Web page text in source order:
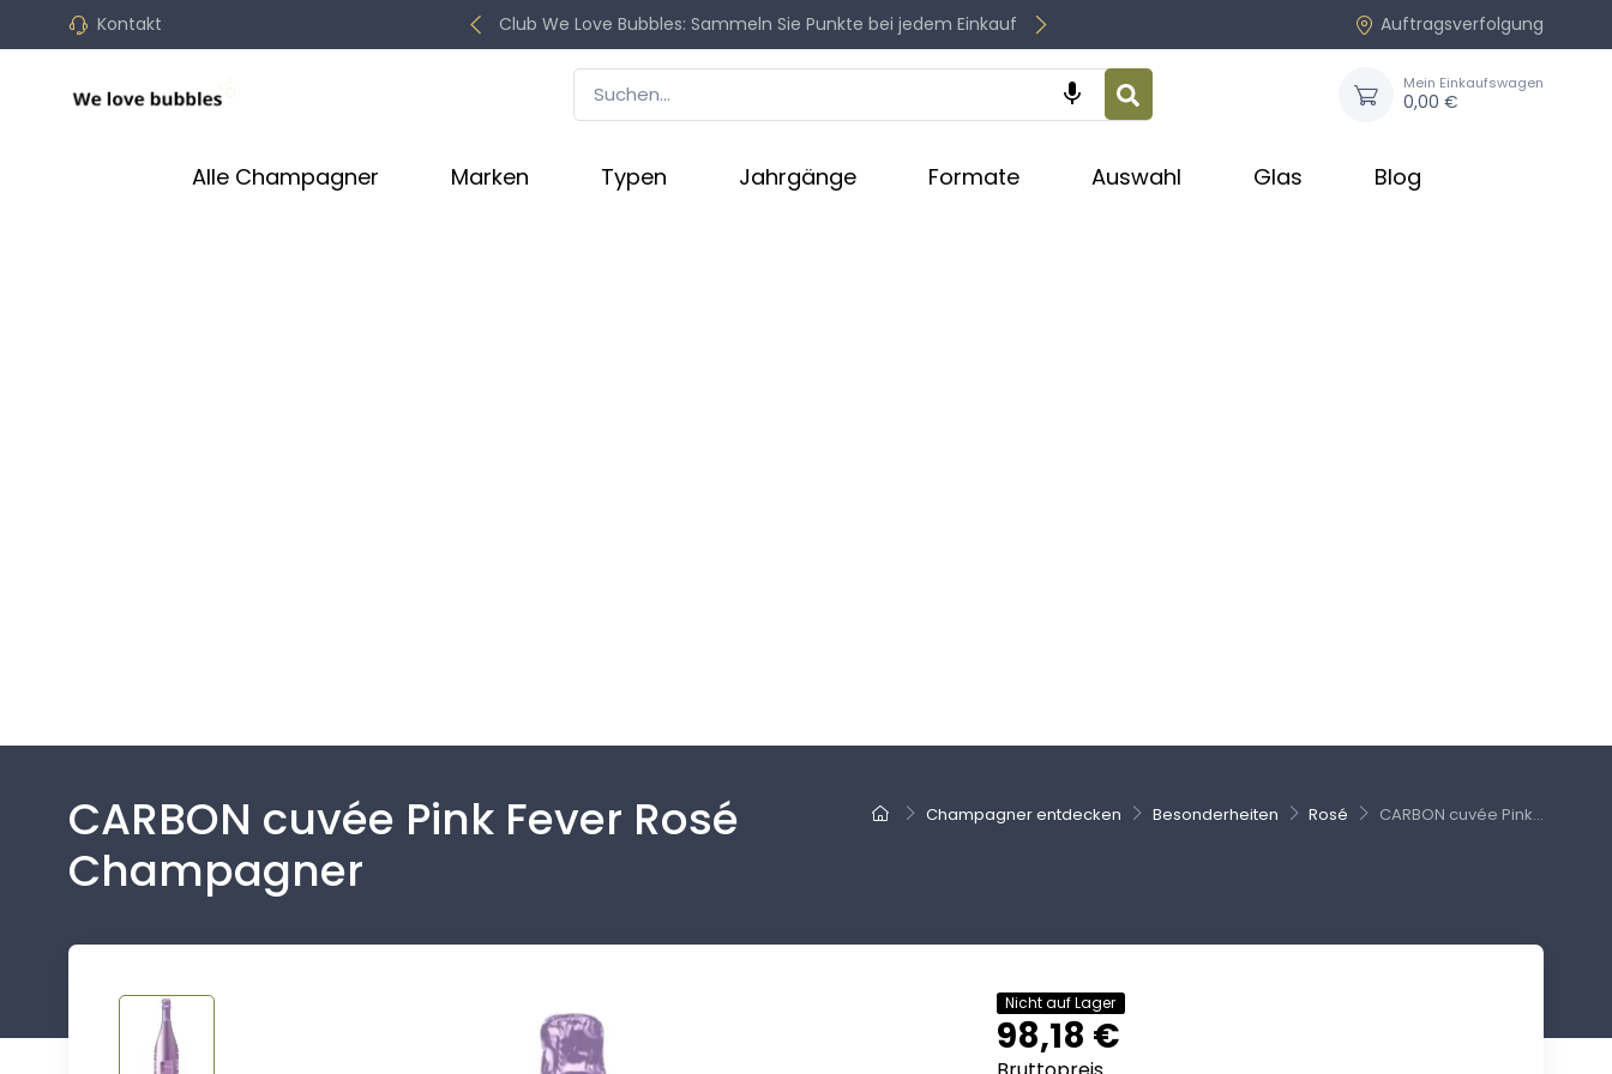
Kontakt Club We Love Bubbles: Sammeln Sie Punkte bei jedem Einkauf Auftragsverfolgung
 Mein Einkaufswagen
0,00 €
Alle Champagner Marken Typen Jahrgänge Formate Auswahl Glas Blog
Champagner entdecken Besonderheiten Rosé CARBON cuvée Pink...
CARBON cuvée Pink Fever Rosé
Champagner
Nicht auf Lager
98,18 €